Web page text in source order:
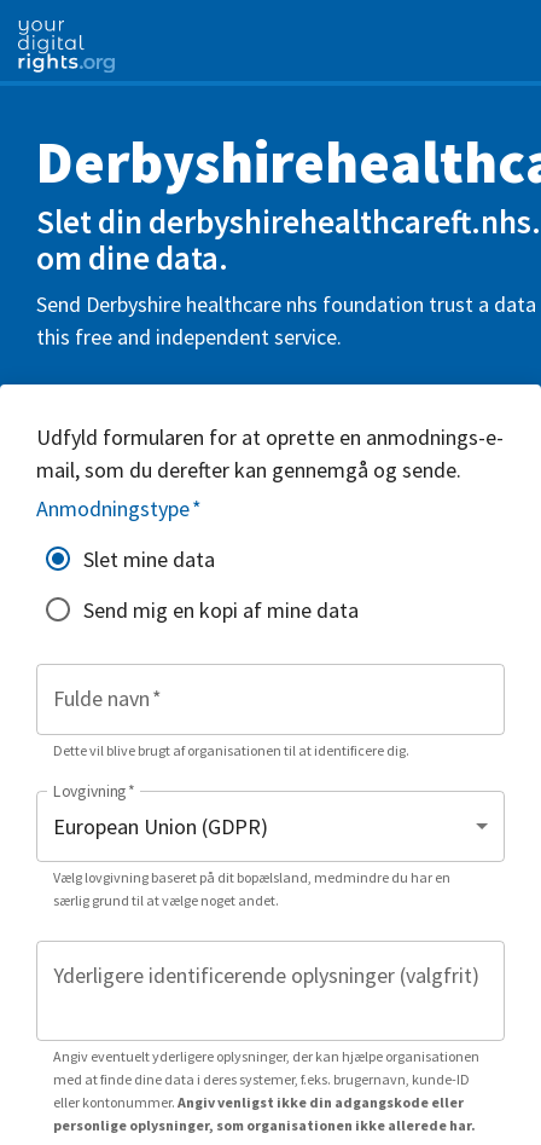
Slet din
om dine data.
Send Derbyshire healthcare nhs foundation trust a
this free and independent service.
Udfyld formularen for at oprette en anmodnings-e-
mail, som du derefter kan gennemgå og sende.
Anmodningstype*
Slet mine data
Send mig en kopi af mine data
Fulde navn*
Dette vil blive brugt af organisationen til at identificere dig.
Lovgivning*
Vælg lovgivning baseret på dit bopælsland, medmindre du har en
særlig grund til at vælge noget andet.
Yderligere identificerende oplysninger (valgfrit)
Angiv eventuelt yderligere oplysninger, der kan hjælpe organisationen
med at finde dine data i deres systemer, f.eks. brugernavn, kunde-ID
eller kontonummer. Angiv venligst ikke din adgangskode eller
personlige oplysninger, som organisationen ikke allerede har.